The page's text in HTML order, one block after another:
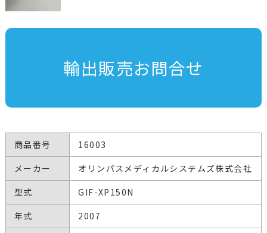
輸出販売お問合せ
商品番号
16003
メーカー
オリンパスメディカルシステムズ株式会社
型式
GIF-XP150N
年式
2007